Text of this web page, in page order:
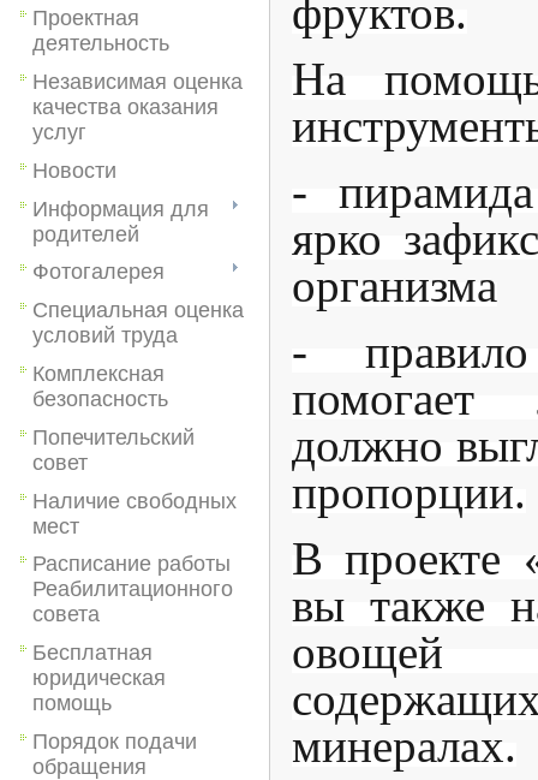
Проектная
деятельность
Независимая оценка
качества оказания
услуг
Новости
Информация для
родителей
Фотогалерея
Специальная оценка
условий труда
Комплексная
безопасность
Попечительский
совет
Наличие свободных
мест
Расписание работы
Реабилитационного
совета
Бесплатная
юридическая
помощь
Порядок подачи
обращения
фруктов.
На
-
ярко
организма
-
помогает
должно
пропорции.
В проекте
вы также
минералах.